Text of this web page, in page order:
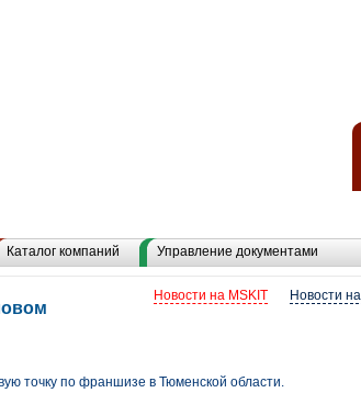
Каталог компаний Управление документами
Новости
Новости на MSKIT
точку по франшизе в Тюменской области.